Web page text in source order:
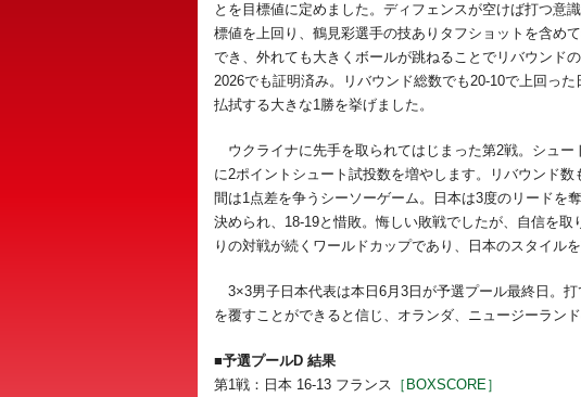
とを目標値に定めました。ディフェンスが空けば打つ意
標値を上回り、鶴見彩選手の技ありタフショットを含め
でき、外れても大きくボールが跳ねることでリバウンド
2026でも証明済み。リバウンド総数でも20-10で上回っ
払拭する大きな1勝を挙げました。
ウクライナに先手を取られてはじまった第2戦。シュー
に2ポイントシュート試投数を増やします。リバウンド
間は1点差を争うシーソーゲーム。日本は3度のリードを
決められ、18-19と惜敗。悔しい敗戦でしたが、自信を
りの対戦が続くワールドカップであり、日本のスタイルを
3×3男子日本代表は本日6月3日が予選プール最終日。
を覆すことができると信じ、オランダ、ニュージーラン
■予選プールD 結果
第1戦：日本 16-13 フランス ［BOXSCORE］